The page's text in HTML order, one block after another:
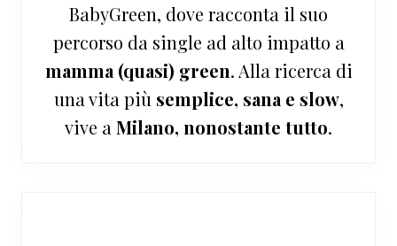
BabyGreen, dove racconta il suo
percorso da single ad alto impatto a
mamma (quasi) green. Alla ricerca di
una vita più semplice, sana e slow,
vive a Milano, nonostante tutto.